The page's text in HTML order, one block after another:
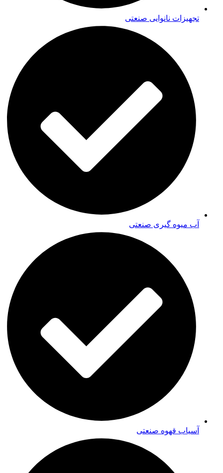
تجهیزات نانوایی صنعتی
آب میوه گیری صنعتی
آسیاب قهوه صنعتی